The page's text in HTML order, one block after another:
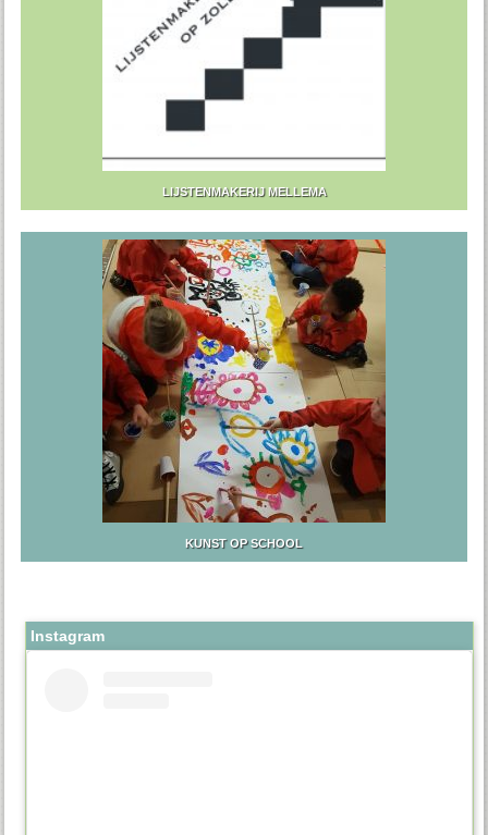
LIJSTENMAKERIJ MELLEMA
KUNST OP SCHOOL
Instagram